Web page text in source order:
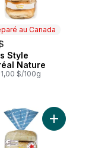
au Canada
au Canada
Style
Nature
$/100g
au panierAjouter